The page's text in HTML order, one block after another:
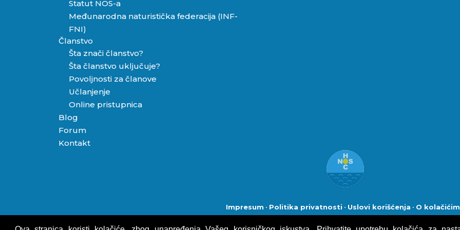
Statut NOS-a
Međunarodna naturistička federacija (INF-
FNI)
Članstvo
Šta znači članstvo?
Šta članstvo uključuje?
Povoljnosti za članove
Učlanjenje
Online pristupnica
Blog
Forum
Kontakt
Impresum • Politika privatnosti • Uslovi korišćenja • O